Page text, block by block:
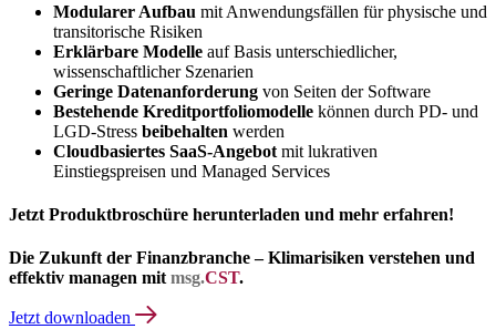
Modularer Aufbau mit Anwendungsfällen für physische und
transitorische Risiken
Erklärbare Modelle auf Basis unterschiedlicher,
wissenschaftlicher Szenarien
Geringe Datenanforderung von Seiten der Software
Bestehende Kreditportfoliomodelle können durch PD- und
LGD-​Stress beibehalten werden
Cloud​basiertes SaaS-​Angebot mit lukrativen
Einstiegspreisen und Managed Services
Jetzt Produktbroschüre herunterladen und mehr erfahren!
Die Zukunft der Finanzbranche – Klimarisiken verstehen und
effektiv managen mit msg.CST.
Jetzt downloaden